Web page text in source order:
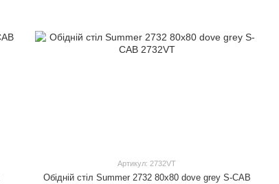
Артикул: 2732VT
Обідній стіл Summer 2732 80x80 dove grey S-CAB